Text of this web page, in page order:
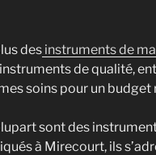
desinstruments de
de qualité,
soins pour un budget
sont des
à Mirecourt, ils